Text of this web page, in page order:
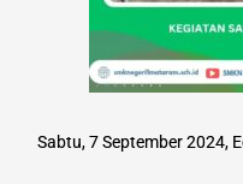
Sabtu, 7 September 2024,